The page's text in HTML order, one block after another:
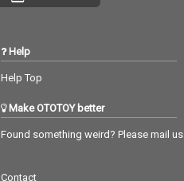
Help
Help Top
Make OTOTOY better
Found something weird? Please mail us
Contact